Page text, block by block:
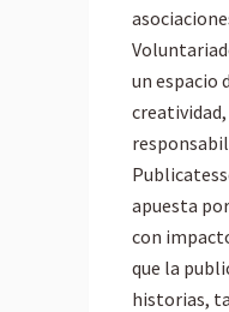
un espacio
apuesta
con
que la
historias,